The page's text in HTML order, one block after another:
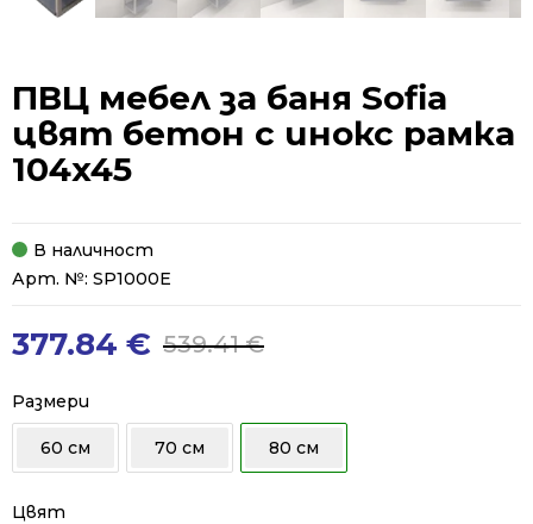
ПВЦ мебел за баня Sofia
цвят бетон с инокс рамка
104x45
В наличност
Арт. №: SP1000E
539.41€
Original
was:
539.41 €.
377.84 €
Current
is:
377.84 €.
Размери
60 см 70 см 80 см
Цвят